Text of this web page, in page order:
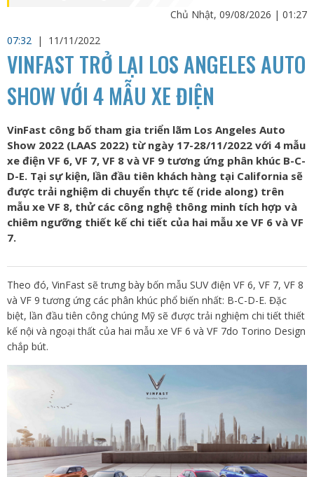
Chủ Nhật, 09/08/2026 | 01:27
07:32 | 11/11/2022
VINFAST TRỞ LẠI LOS ANGELES AUTO
SHOW VỚI 4 MẪU XE ĐIỆN
VinFast công bố tham gia triển lãm Los Angeles Auto
Show 2022 (LAAS 2022) từ ngày 17-28/11/2022 với 4 mẫu
xe điện VF 6, VF 7, VF 8 và VF 9 tương ứng phân khúc B-C-
D-E. Tại sự kiện, lần đầu tiên khách hàng tại California sẽ
được trải nghiệm di chuyển thực tế (ride along) trên
mẫu xe VF 8, thử các công nghệ thông minh tích hợp và
chiêm ngưỡng thiết kế chi tiết của hai mẫu xe VF 6 và VF
7.
Theo đó, VinFast sẽ trưng bày bốn mẫu SUV điện VF 6, VF 7, VF 8
và VF 9 tương ứng các phân khúc phổ biến nhất: B-C-D-E. Đặc
biệt, lần đầu tiên công chúng Mỹ sẽ được trải nghiệm chi tiết thiết
kế nội và ngoại thất của hai mẫu xe VF 6 và VF 7do Torino Design
chắp bút.